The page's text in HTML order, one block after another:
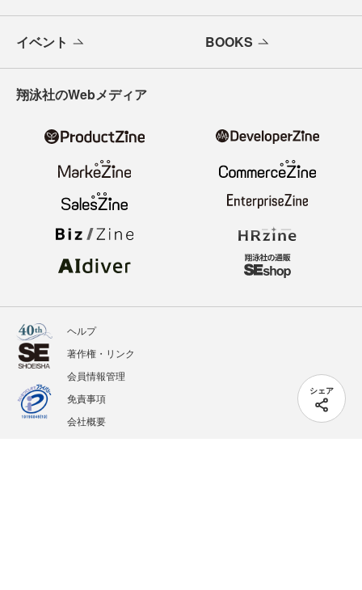
シェア
イベント BOOKS
翔泳社のWebメディア
ヘルプ
著作権・リンク
会員情報管理
免責事項
会社概要